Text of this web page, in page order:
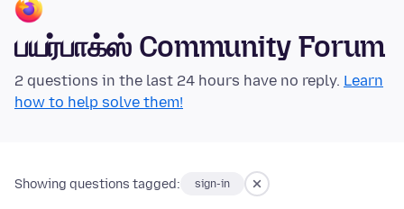
பயர்பாக்ஸ் Community Forum
2 questions in the last 24 hours have no reply. Learn
how to help solve them!
Showing questions tagged: sign-in